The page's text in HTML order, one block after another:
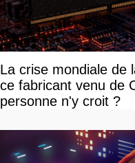
La crise mondiale de
ce fabricant venu de
personne n'y croit ?